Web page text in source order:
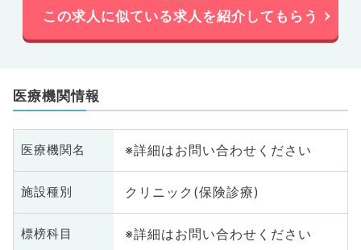
この求人に似ている求人を紹介してもらう
医療機関情報
医療機関名 ※詳細はお問い合わせください
施設種別 クリニック(保険診療)
標榜科目 ※詳細はお問い合わせください